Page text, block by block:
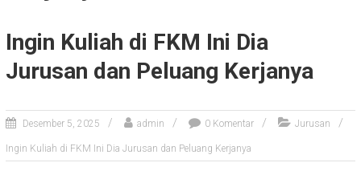
Ingin Kuliah di FKM Ini Dia
Jurusan dan Peluang Kerjanya
Desember 5, 2025 admin 0 Komentar Jurusan
Ingin Kuliah di FKM Ini Dia Jurusan dan Peluang Kerjanya